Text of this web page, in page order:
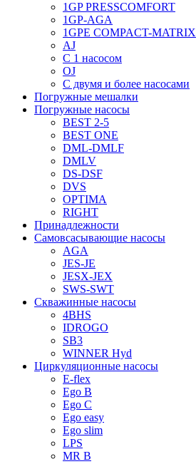
1GP PRESSCOMFORT
1GP-AGA
1GPE COMPACT-MATRIX
AJ
C 1 насосом
OJ
С двумя и более насосами
Погружные мешалки
Погружные насосы
BEST 2-5
BEST ONE
DML-DMLF
DMLV
DS-DSF
DVS
OPTIMA
RIGHT
Принадлежности
Самовсасывающие насосы
AGA
JES-JE
JESX-JEX
SWS-SWT
Скважинные насосы
4BHS
IDROGO
SB3
WINNER Hyd
Циркуляционные насосы
E-flex
Ego B
Ego C
Ego easy
Ego slim
LPS
MR B